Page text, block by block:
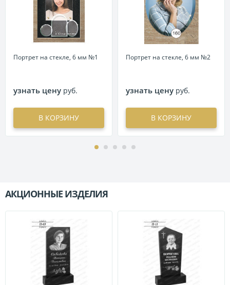
Портрет на стекле, 6 мм №1
узнать цену руб.
В КОРЗИНУ
Портрет на стекле, 6 мм №2
узнать цену руб.
В КОРЗИНУ
АКЦИОННЫЕ ИЗДЕЛИЯ